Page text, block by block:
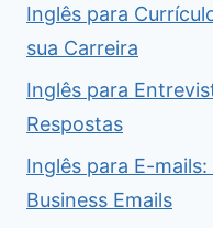
Inglês para
sua Carreira
Inglês para
Respostas
Inglês para E-
Business Emails